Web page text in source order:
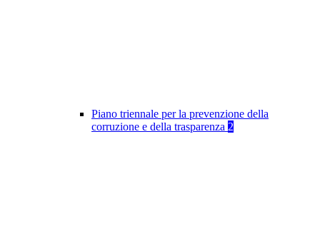
Piano triennale per la prevenzione della
corruzione e della trasparenza 2